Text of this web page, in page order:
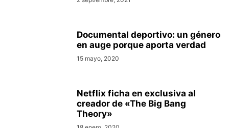
Documental deportivo: un género
en auge porque aporta verdad
15 mayo, 2020
Netflix ficha en exclusiva al
creador de «The Big Bang
Theory»